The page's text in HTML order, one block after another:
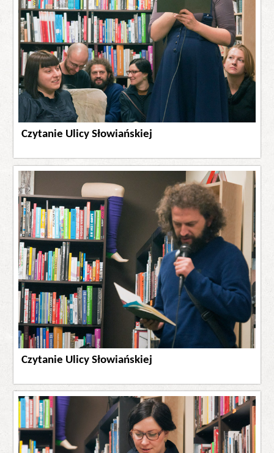
Czytanie Ulicy Słowiańskiej
Czytanie Ulicy Słowiańskiej